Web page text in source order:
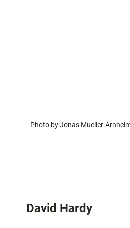
Photo by:Jonas Mueller-
David Hardy